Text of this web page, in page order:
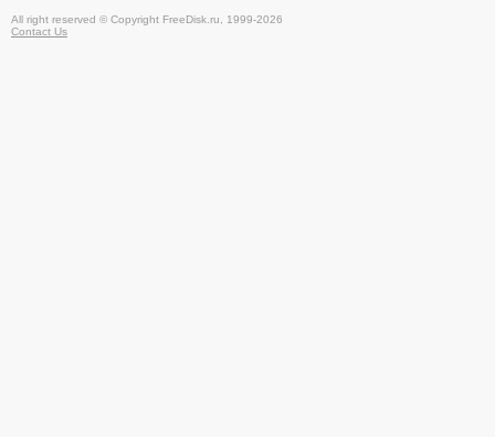
All right reserved © Copyright FreeDisk.ru, 1999-2026
Contact Us